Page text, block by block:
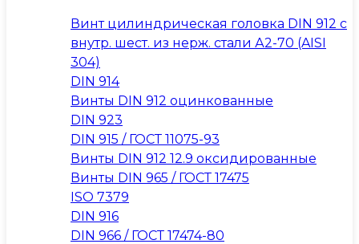
Винт цилиндрическая головка DIN 912 с
внутр. шест. из нерж. стали А2-70 (AISI
304)
DIN 914
Винты DIN 912 оцинкованные
DIN 923
DIN 915 / ГОСТ 11075-93
Винты DIN 912 12.9 оксидированные
Винты DIN 965 / ГОСТ 17475
ISO 7379
DIN 916
DIN 966 / ГОСТ 17474-80